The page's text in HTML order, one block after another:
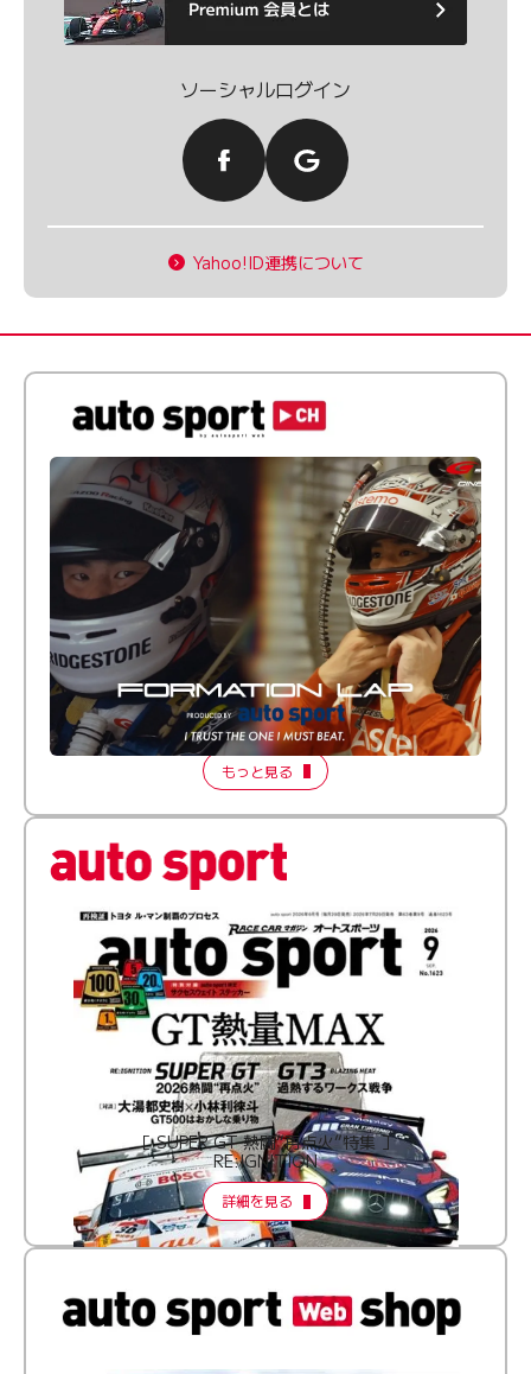
ソーシャルログイン
Yahoo!ID連携について
倒す相手を、信じてる。小林利徠斗 × 野村勇斗
【FORMATION LAP Produced by auto sport】
2026 Episode 2
もっと見る
［ SUPER GT 熱闘“再点火”特集 ］
RE:IGNITION
詳細を見る